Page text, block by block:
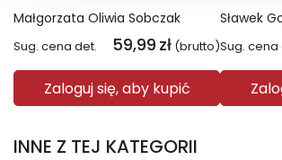
Małgorzata Oliwia Sobczak
Sug. cena det. 59,99 zł (brutto)
Zaloguj się, aby kupić
Sławek
Sug. cena
INNE Z TEJ KATEGORII